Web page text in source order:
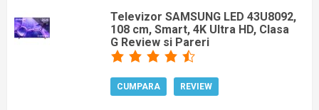
Televizor SAMSUNG LED 43U8092,
108 cm, Smart, 4K Ultra HD, Clasa
G Review si Pareri
CUMPARA REVIEW